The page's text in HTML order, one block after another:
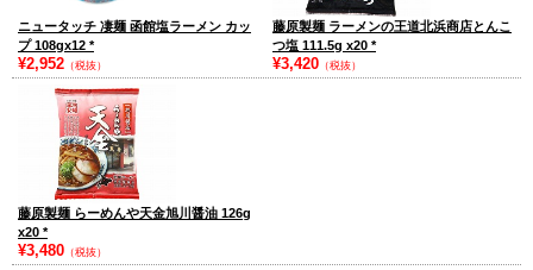
ニュータッチ 凄麺 函館塩ラーメン カッ
プ 108gx12 *
¥2,952 （税抜）
藤原製麺 ラーメンの王道北浜商店とんこ
つ塩 111.5g x20 *
¥3,420 （税抜）
藤原製麺 らーめんや天金旭川醤油 126g
x20 *
¥3,480 （税抜）